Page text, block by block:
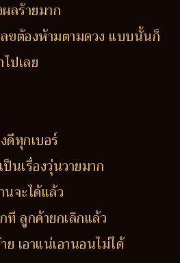
ลร้ายมาก
ขต้องห้ามตามดวง แบบนั้นก็
ปเลย
ดีทุกเบอร์
นเรื่องวุ่นวายมาก
นจะได้แล้ว
ที ลูกค้ายกเลิกแล้ว
ย เอาแน่เอานอนไม่ได้